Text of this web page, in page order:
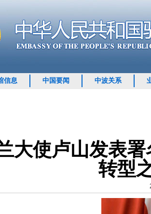
信息 中国要闻 中波关系
大使卢山发表
转型